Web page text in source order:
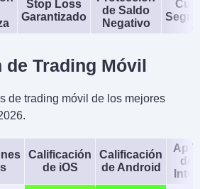
Stop Loss
Garantizado
de Saldo
Negativo
de Trading Móvil
de trading móvil de los mejores
Calificación
de iOS
Calificación
de Android
de